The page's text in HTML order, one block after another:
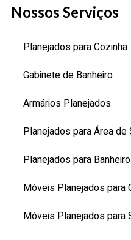
Nossos Serviços
Planejados para Cozinha
Gabinete de Banheiro
Armários Planejados
Planejados para Área de
Planejados para Banheiro
Móveis Planejados para
Móveis Planejados para